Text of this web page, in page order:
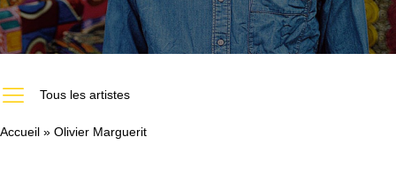
https://melodiumstudio.com/les-artistes-du-studio-melodium-paris/
Tous les artistes
Accueil » Olivier Marguerit